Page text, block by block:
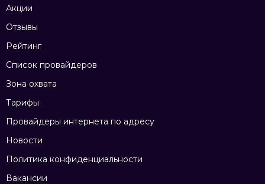
Акции
Отзывы
Рейтинг
Список провайдеров
Зона охвата
Тарифы
Провайдеры интернета по адресу
Новости
Политика конфиденциальности
Вакансии